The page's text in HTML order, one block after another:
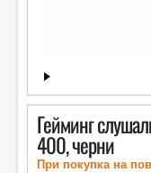
Гейминг
400, черни
При покупка на